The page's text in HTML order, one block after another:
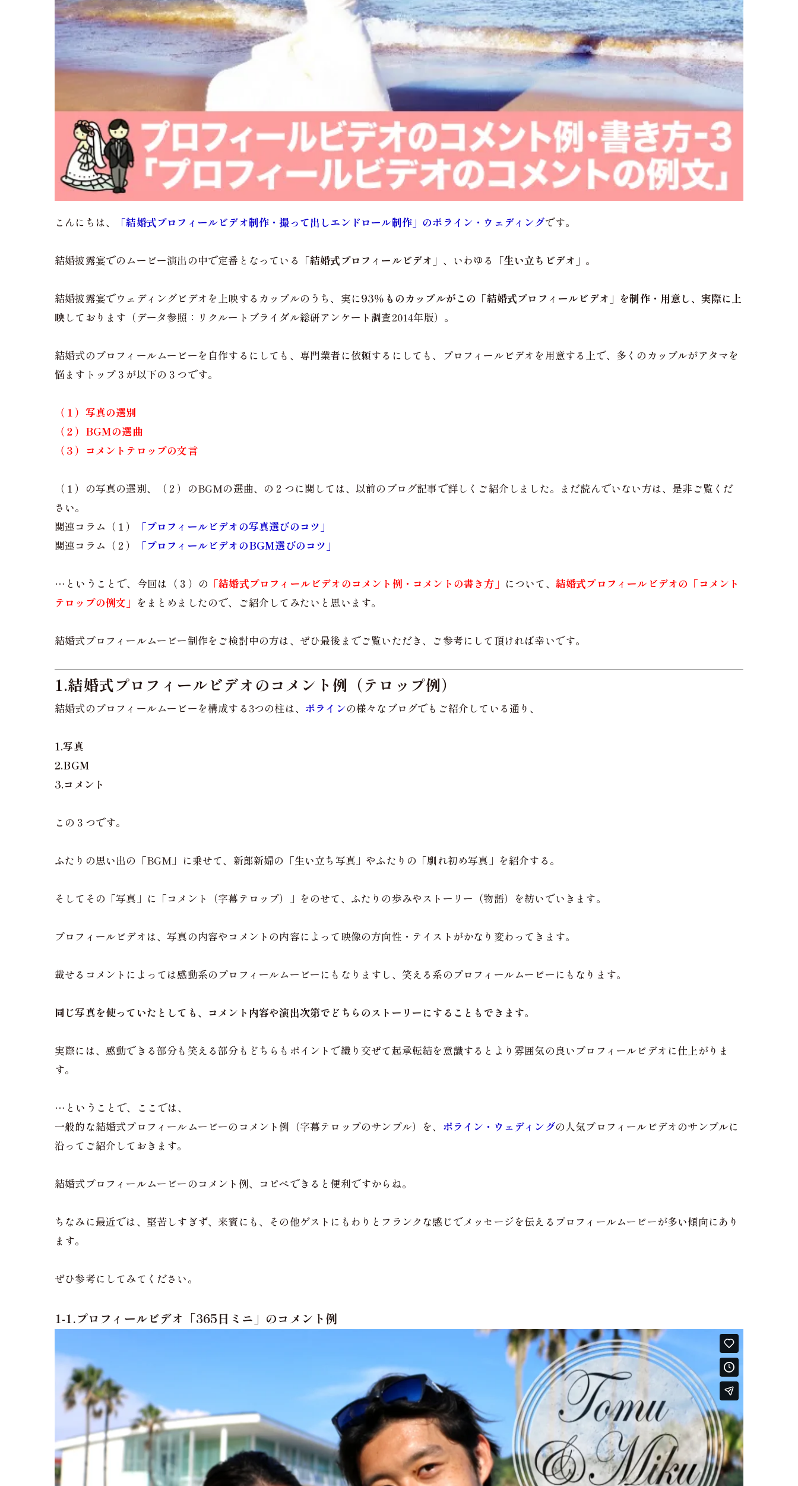
こんにちは、 「結婚式プロフィールビデオ制作・撮って出しエンドロール制作」のポライン・ウェディングです。
結婚披露宴でのムービー演出の中で定番となっている 「結婚式プロフィールビデオ」 、いわゆる 「生い立ちビデオ」 。
結婚披露宴でウェディングビデオを上映するカップルのうち、実に93％ものカップルがこの「結婚式プロフィールビデオ」を制作・用意し、実際に上
映しております（データ参照：リクルートブライダル総研アンケート調査2014年版）。
結婚式のプロフィールムービーを自作するにしても、専門業者に依頼するにしても、プロフィールビデオを用意する上で、多くのカップルがアタマを
悩ますトップ３が以下の３つです。
（１）写真の選別
（２）BGMの選曲
（３）コメントテロップの文言
（１）の写真の選別、（２）のBGMの選曲、の２つに関しては、以前のブログ記事で詳しくご紹介しました。まだ読んでいない方は、是非ご覧くだ
さい。
関連コラム（１）
「プロフィールビデオの写真選びのコツ」
関連コラム（２）
「プロフィールビデオのBGM選びのコツ」
…ということで、今回は（３）の 「結婚式プロフィールビデオのコメント例・コメントの書き方」 について、 結婚式プロフィールビデオの「コメント
テロップの例文」 をまとめましたので、ご紹介してみたいと思います。
結婚式プロフィールムービー制作をご検討中の方は、ぜひ最後までご覧いただき、ご参考にして頂ければ幸いです。
1.結婚式プロフィールビデオのコメント例（テロップ例）
結婚式のプロフィールムービーを構成する3つの柱は、 ポラインの様々なブログでもご紹介している通り、
1.写真
2.BGM
3.コメント
この３つです。
ふたりの思い出の「BGM」に乗せて、新郎新婦の「生い立ち写真」やふたりの「馴れ初め写真」を紹介する。
そしてその「写真」に「コメント（字幕テロップ）」をのせて、ふたりの歩みやストーリー（物語）を紡いでいきます。
プロフィールビデオは、写真の内容やコメントの内容によって映像の方向性・テイストがかなり変わってきます。
載せるコメントによっては感動系のプロフィールムービーにもなりますし、笑える系のプロフィールムービーにもなります。
同じ写真を使っていたとしても、コメント内容や演出次第でどちらのストーリーにすることもできます。
実際には、感動できる部分も笑える部分もどちらもポイントで織り交ぜて起承転結を意識するとより雰囲気の良いプロフィールビデオに仕上がりま
す。
…ということで、ここでは、
一般的な結婚式プロフィールムービーのコメント例（字幕テロップのサンプル）を、 ポライン・ウェディングの人気プロフィールビデオのサンプルに
沿ってご紹介しておきます。
結婚式プロフィールムービーのコメント例、コピペできると便利ですからね。
ちなみに最近では、堅苦しすぎず、来賓にも、その他ゲストにもわりとフランクな感じでメッセージを伝えるプロフィールムービーが多い傾向にあり
ます。
ぜひ参考にしてみてください。
1-1.プロフィールビデオ「365日ミニ」のコメント例